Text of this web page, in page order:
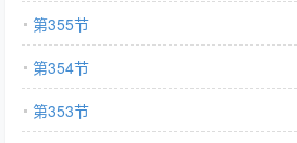
第355节
第354节
第353节